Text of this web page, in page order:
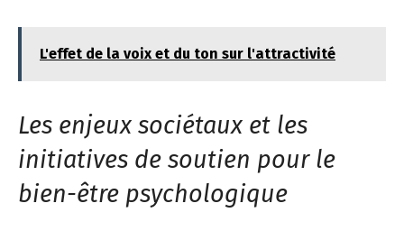
L'effet de la voix et du ton sur l'attractivité
Les enjeux sociétaux et les
initiatives de soutien pour le
bien-être psychologique